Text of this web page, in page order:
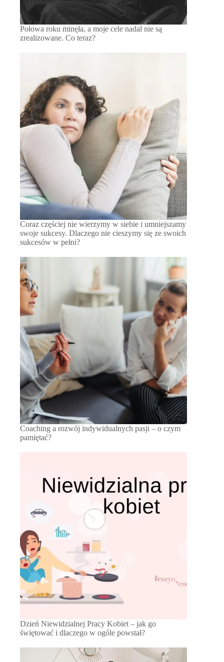
Połowa roku minęła, a moje cele nadal nie są
zrealizowane. Co teraz?
Coraz częściej nie wierzymy w siebie i umniejszamy
swoje sukcesy. Dlaczego nie cieszymy się ze swoich
sukcesów w pełni?
Coaching a rozwój indywidualnych pasji – o czym
pamiętać?
Dzień Niewidzialnej Pracy Kobiet – jak go
świętować i dlaczego w ogóle powstał?